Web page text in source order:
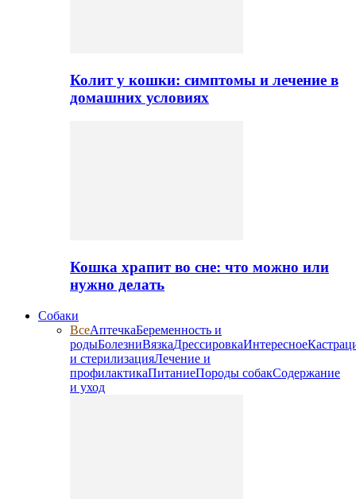
Колит у кошки: симптомы и лечение в
домашних условиях
Кошка храпит во сне: что можно или
нужно делать
Собаки
ВсеАптечкаБеременность и
родыБолезниВязкаДрессировкаИнтересное
и стерилизацияЛечение и
профилактикаПитаниеПороды собакСодержание
и уход